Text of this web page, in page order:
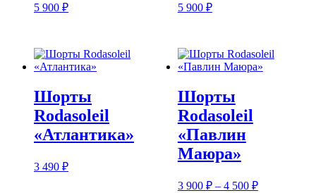
5 900 ₽ 5 900 ₽
Шорты
Rodasoleil
«Атлантика»
3 490 ₽
Шорты
Rodasoleil
«Павлин
Маюра»
3 900 ₽ – 4 500 ₽Диапазон